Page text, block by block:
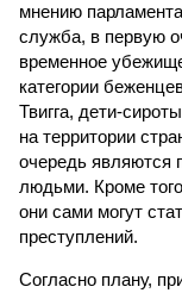
мнению
служба, в первую
временное
категории
Твигга, дети-
на территории
очередь являются
людьми. Кроме
они сами могут
преступлений.
Согласно плану,